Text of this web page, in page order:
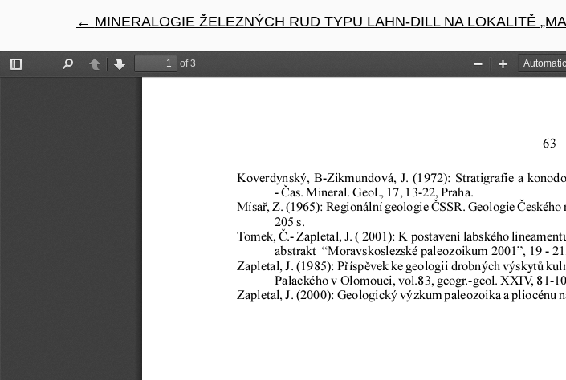
← Návrat na podrobnosti článku
MINERALOGIE ŽELEZNÝCH RUD TYPU LAHN-DILL NA LOKALITĚ